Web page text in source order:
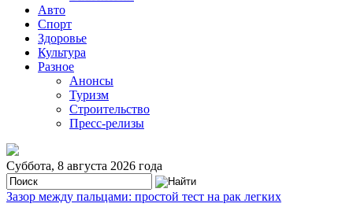
Авто
Спорт
Здоровье
Культура
Разное
Анонсы
Туризм
Строительство
Пресс-релизы
Суббота, 8 августа 2026 года
Зазор между пальцами: простой тест на рак легких